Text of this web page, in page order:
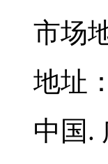
市场
地址：
中国.